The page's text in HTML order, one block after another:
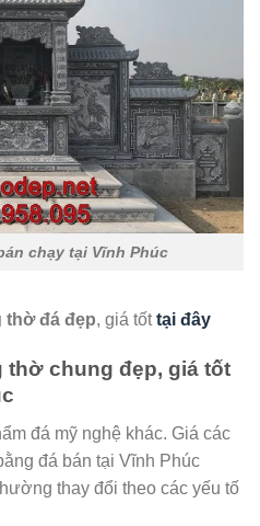
chạy tại Vĩnh Phúc
thờ đá đẹp, giá tốttại đây
thờ chung đẹp, giá tốt
đá mỹ nghệ khác. Giá các
đá bán tại Vĩnh Phúc
thay đổi theo các yếu tố